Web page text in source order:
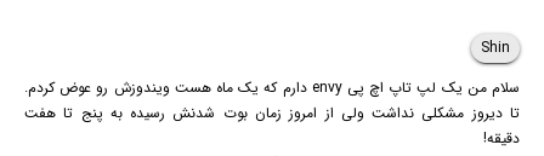
Shin
سلام من یک لپ تاپ اچ پی envy دارم که یک ماه هست ویندوزش رو عوض کردم.
تا دیروز مشکلی نداشت ولی از امروز زمان بوت شدنش رسیده به پنج تا هفت
دقیقه!